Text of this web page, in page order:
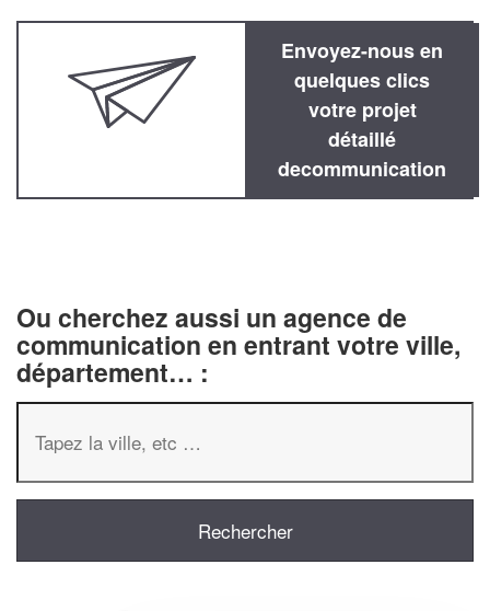
Envoyez-nous en
quelques clics
votre projet
détaillé
decommunication
Ou cherchez aussi un agence de
communication en entrant votre ville,
département… :